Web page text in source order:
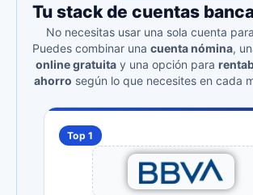
Tu stack de cuentas
No necesitas usar una sola cuenta
Puedes combinar una cuenta nómina,
online gratuita y una opción para
ahorro según lo que necesites en cada
Top 1